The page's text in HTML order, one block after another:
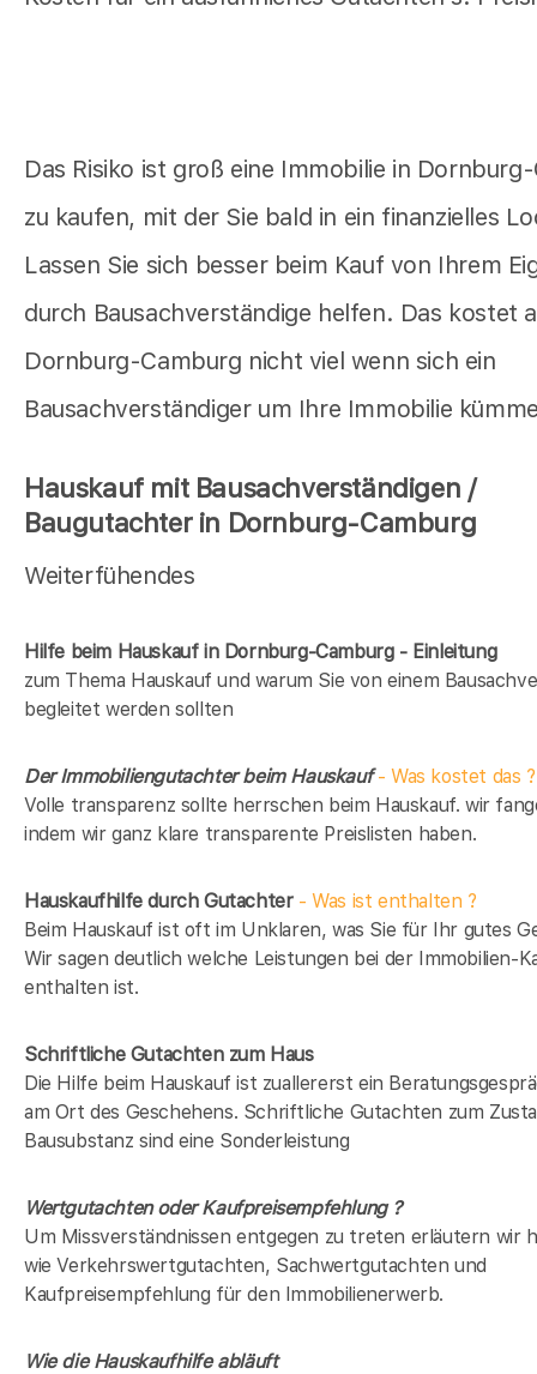
Das Risiko ist groß eine Immobilie in
zu kaufen, mit der Sie bald in ein finanzielles
Lassen Sie sich besser beim Kauf von Ihrem
durch Bausachverständige helfen. Das kostet
Dornburg-Camburg nicht viel wenn sich ein
Bausachverständiger um Ihre Immobilie
Hauskauf mit Bausachverständigen /
Baugutachter in Dornburg-Camburg
Weiterfühendes
Hilfe beim Hauskauf in Dornburg-Camburg - Einleitung
zum Thema Hauskauf und warum Sie von einem
begleitet werden sollten
Der Immobiliengutachter beim Hauskauf- Was kostet das ?
Volle transparenz sollte herrschen beim Hauskauf. wir
indem wir ganz klare transparente Preislisten haben.
Hauskaufhilfe durch Gutachter- Was ist enthalten ?
Beim Hauskauf ist oft im Unklaren, was Sie für Ihr gutes
Wir sagen deutlich welche Leistungen bei der Immobilien-
enthalten ist.
Schriftliche Gutachten zum Haus
Die Hilfe beim Hauskauf ist zuallererst ein
am Ort des Geschehens. Schriftliche Gutachten zum
Bausubstanz sind eine Sonderleistung
Wertgutachten oder Kaufpreisempfehlung ?
Um Missverständnissen entgegen zu treten erläutern wir
wie Verkehrswertgutachten, Sachwertgutachten und
Kaufpreisempfehlung für den Immobilienerwerb.
Wie die Hauskaufhilfe abläuft